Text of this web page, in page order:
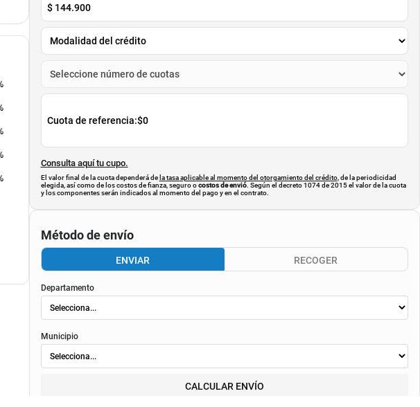
$ 144.900
Cuota de referencia:$0
Consulta aquí tu cupo.
El valor final de la cuota dependerá de la tasa aplicable al momento del otorgamiento del crédito, de la periodicidad
elegida, así como de los costos de fianza, seguro ocostos de envió. Según el decreto 1074 de 2015 el valor de la cuota
y los componentes serán indicados al momento del pago y en el contrato.
Método de envío
ENVIAR RECOGER
Departamento
Municipio
CALCULAR ENVÍO